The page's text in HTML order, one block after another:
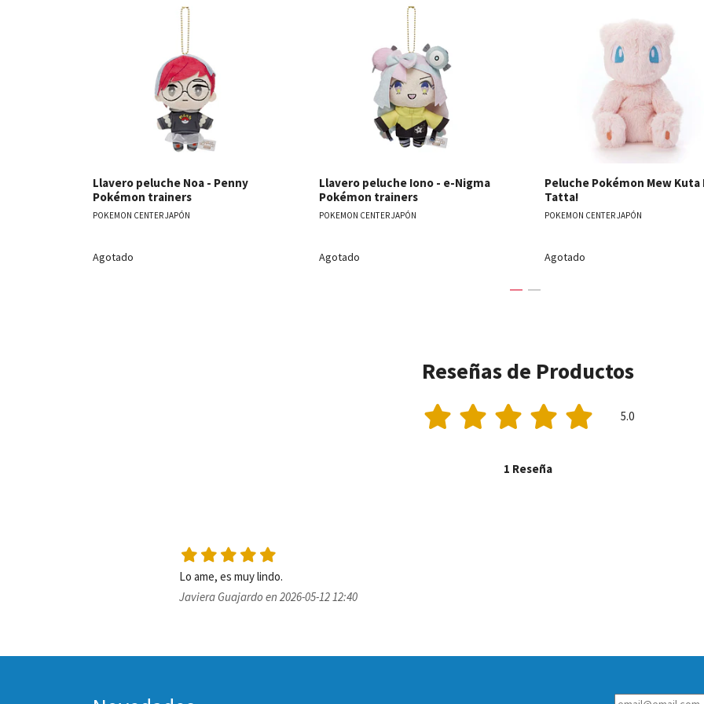
Llavero peluche Noa - Penny
Pokémon trainers
POKEMON CENTER JAPÓN
Agotado
Llavero peluche Iono - e-Nigma
Pokémon trainers
POKEMON CENTER JAPÓN
Agotado
Ver
Peluche Pokémon Mew Kuta
Tatta!
POKEMON CENTER JAPÓN
Agotado
Reseñas de Productos
5.0
1 Reseña
Lo ame, es muy lindo.
Javiera Guajardo en 2026-05-12 12:40